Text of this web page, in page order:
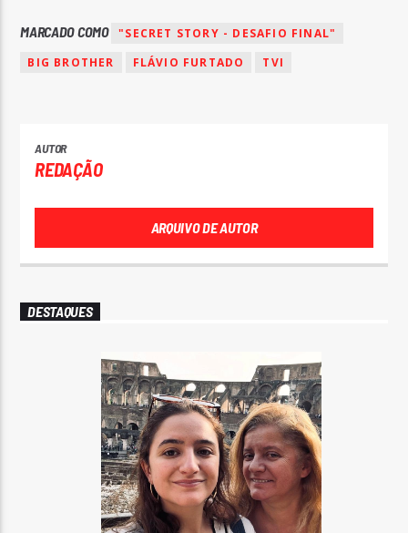
MARCADO COMO
"SECRET STORY - DESAFIO FINAL"
BIG BROTHER
FLÁVIO FURTADO TVI
AUTOR
REDAÇÃO
ARQUIVO DE AUTOR
DESTAQUES